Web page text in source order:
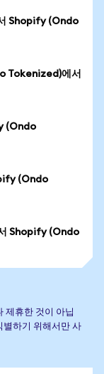
Shopify (Ondo
Tokenized)에서
(Ondo
(Ondo
Shopify (Ondo
제휴한 것이 아닙
별하기 위해서만 사